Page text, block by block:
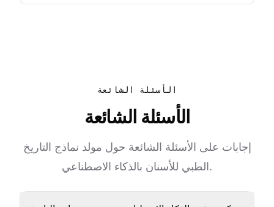
الأسئلة الشائعة
الأسئلة الشائعة
إجابات على الأسئلة الشائعة حول مولد نماذج التاريخ
الطبي للأسنان بالذكاء الاصطناعي.